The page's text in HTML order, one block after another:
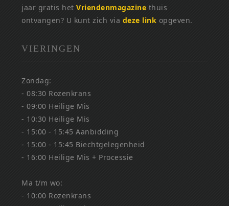
jaar gratis hetVriendenmagazine thuis
ontvangen? U kunt zich via deze link opgeven.
VIERINGEN
Zondag:
- 08:30 Rozenkrans
- 09:00 Heilige Mis
- 10:30 Heilige Mis
- 15:00 - 15:45 Aanbidding
- 15:00 - 15:45 Biechtgelegenheid
- 16:00 Heilige Mis + Processie
Ma t/m wo:
- 10:00 Rozenkrans